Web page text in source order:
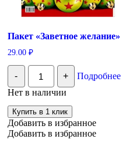
Пакет «Заветное желание»
29.00 ₽
-
Количество
Пакет
"Заветное
желание"
+
Подробнее
Нет в наличии
Купить в 1 клик
Добавить в избранное
Добавить в избранное